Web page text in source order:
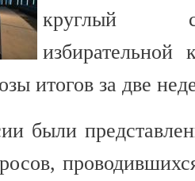
круглый
избирательной
итогов за две
были